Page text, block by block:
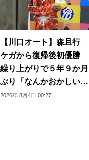
【川口オート】森且行
ケガから復帰後初優勝
繰り上がりで５年９か月
ぶり「なんかおかしい感
じ」
2026年 8月4日 00:27